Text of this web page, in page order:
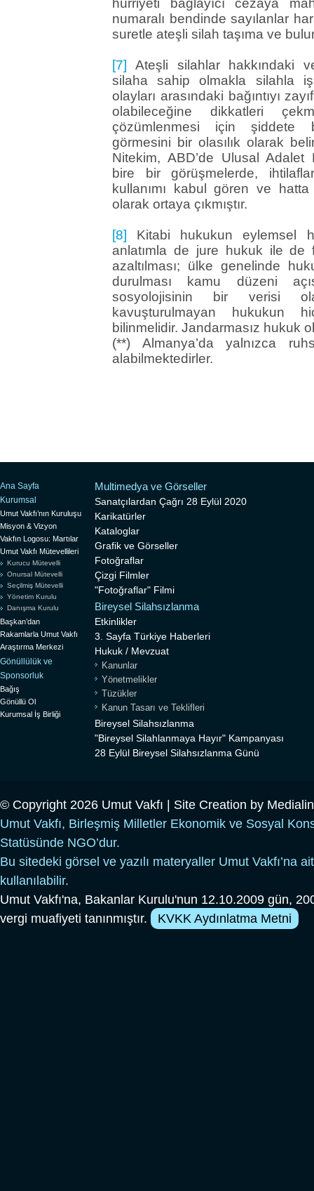
hürriyeti bağlayıcı cezaya
numaralı bendinde sayılanlar
suretle ateşli silah taşıma ve
[7] Ateşli silahlar hakkındaki
silaha sahip olmakla silahla
olayları arasındaki bağıntıyı
olabileceğine dikkatleri
çözümlenmesi için şiddete
görmesini bir olasılık olarak
Nitekim, ABD’de Ulusal Adalet
bire bir görüşmelerde,
kullanımı kabul gören ve
olarak ortaya çıkmıştır.
[8] Kitabi hukukun eylemsel
anlatımla de jure hukuk ile de
azaltılması; ülke genelinde
durulması kamu düzeni
sosyolojisinin bir verisi
kavuşturulmayan hukukun
bilinmelidir. Jandarmasız hukuk
(**) Almanya’da yalnızca
alabilmektedirler.
Ana Sayfa
Kurumsal
Umut Vakfı’nın Kuruluşu
Misyon & Vizyon
Vakfın Logosu: Martılar
Umut Vakfı Mütevellileri
Kurucu Mütevelli
Onursal Mütevelli
Seçilmiş Mütevelli
Yönetim Kurulu
Danışma Kurulu
Başkan’dan
Rakamlarla Umut Vakfı
Araştırma Merkezi
Gönüllülük ve
Sponsorluk
Bağış
Gönüllü Ol
Kurumsal İş Birliği
Multimedya ve Görseller
Sanatçılardan Çağrı 28 Eylül 2020
Karikatürler
Kataloglar
Grafik ve Görseller
Fotoğraflar
Çizgi Filmler
"Fotoğraflar" Filmi
Bireysel Silahsızlanma
Etkinlikler
3. Sayfa Türkiye Haberleri
Hukuk / Mevzuat
Kanunlar
Yönetmelikler
Tüzükler
Kanun Tasarı ve Teklifleri
Bireysel Silahsızlanma
"Bireysel Silahlanmaya Hayır" Kampanyası
28 Eylül Bireysel Silahsızlanma Günü
© Copyright 2026 Umut Vakfı | Site Creation by
Umut Vakfı, Birleşmiş Milletler Ekonomik ve Sosyal
Statüsünde NGO’dur.
Bu sitedeki görsel ve yazılı materyaller Umut Vakfı’na
kullanılabilir.
Umut Vakfı'na, Bakanlar Kurulu'nun 12.10.2009 gün,
vergi muafiyeti tanınmıştır.
KVKK Aydınlatma Metni